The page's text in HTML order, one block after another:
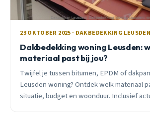
23 OKTOBER 2025 · DAKBEDEKKING LEUSDEN
Dakbedekking woning Leusden:
materiaal past bij jou?
Twijfel je tussen bitumen, EPDM of
Leusden woning? Ontdek welk materiaal
situatie, budget en woonduur. Inclusief